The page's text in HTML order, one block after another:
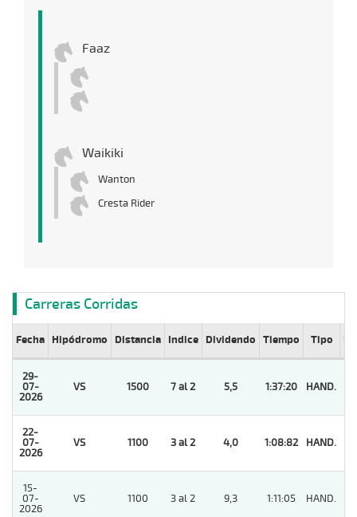
Faaz
Waikiki
Wanton
Cresta Rider
Carreras Corridas
Fecha Hipódromo Distancia Indice Dividendo Tiempo Tipo Lº
29-
07-
2026
VS 1500 7 al 2 5,5 1:37:20 HAND.
22-
07-
2026
VS 1100 3 al 2 4,0 1:08:82 HAND.
15-
07-
2026
VS 1100 3 al 2 9,3 1:11:05 HAND.